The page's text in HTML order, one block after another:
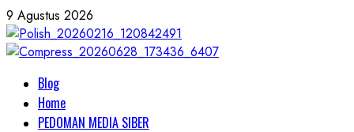
Skip
to
content
9 Agustus 2026
Primary
Menu
Blog
Home
PEDOMAN MEDIA SIBER